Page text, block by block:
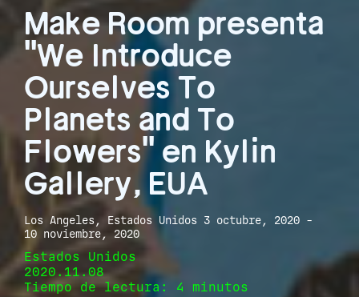
Make Room presenta
"We Introduce
Ourselves To
Planets and To
Flowers" en Kylin
Gallery, EUA
Los Angeles, Estados Unidos 3 octubre, 2020 -
10 noviembre, 2020
Estados Unidos
2020.11.08
Tiempo de lectura: 4 minutos